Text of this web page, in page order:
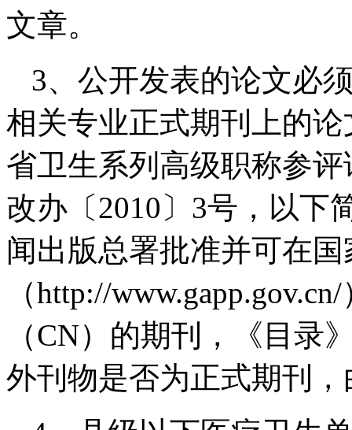
文章。
3、公开发表的论文必
相关专业正式期刊上的
省卫生系列高级职称参
改办〔2010〕3号，以下
闻出版总署批准并可在
（http://
（CN）的期刊，《目录
外刊物是否为正式期刊